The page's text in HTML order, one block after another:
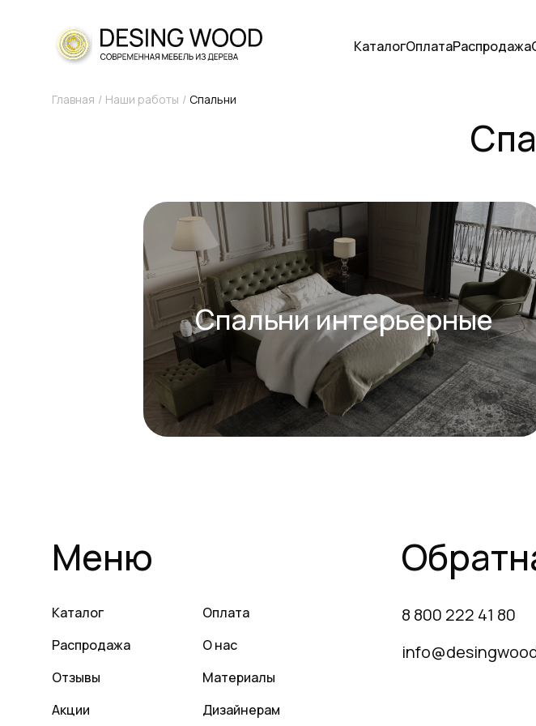
КаталогОплатаРаспродажа
Главная Наши работы Спальни
Спальни интерьерные
Меню
Каталог
Распродажа
Отзывы
Акции
Оплата
О нас
Материалы
Дизайнерам
8 800 222 41 80